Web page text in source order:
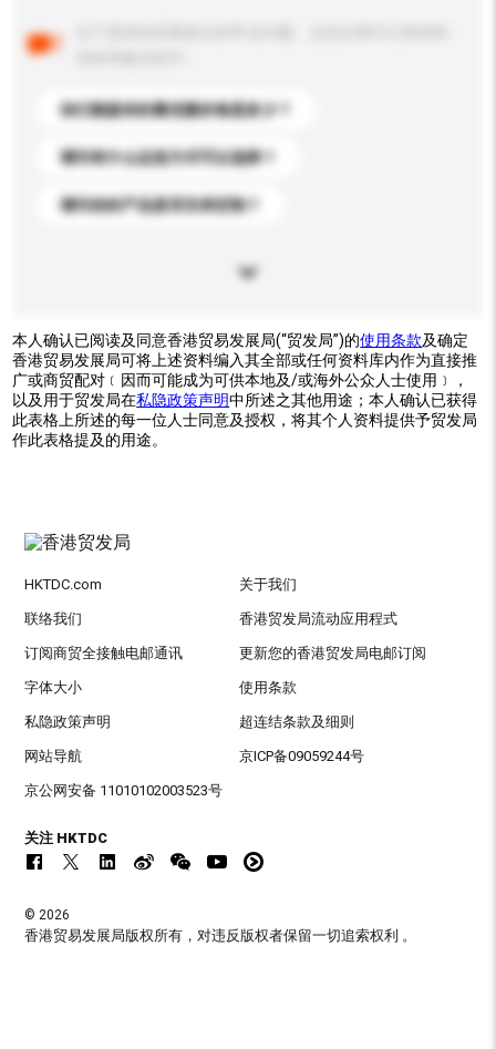
你们能提供的最优惠价格是多少？
请问有什么运送方式可以选择？
请问你的产品是否支持定制？
本人确认已阅读及同意香港贸易发展局(“贸发局”)的使用条款及确定
香港贸易发展局可将上述资料编入其全部或任何资料库内作为直接推
广或商贸配对﹝因而可能成为可供本地及/或海外公众人士使用﹞，
以及用于贸发局在私隐政策声明中所述之其他用途；本人确认已获得
此表格上所述的每一位人士同意及授权，将其个人资料提供予贸发局
作此表格提及的用途。
HKTDC.com 关于我们
联络我们 香港贸发局流动应用程式
订阅商贸全接触电邮通讯 更新您的香港贸发局电邮订阅
字体大小 使用条款
私隐政策声明 超连结条款及细则
网站导航 京ICP备09059244号
京公网安备 11010102003523号
关注 HKTDC
© 2026
香港贸易发展局版权所有，对违反版权者保留一切追索权利 。